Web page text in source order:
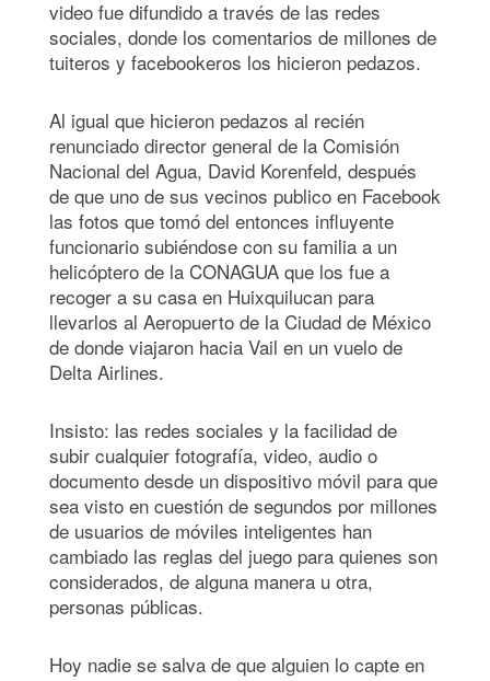
video fue difundido a través de las redes
sociales, donde los comentarios de millones de
tuiteros y facebookeros los hicieron pedazos.
Al igual que hicieron pedazos al recién
renunciado director general de la Comisión
Nacional del Agua, David Korenfeld, después
de que uno de sus vecinos publico en Facebook
las fotos que tomó del entonces influyente
funcionario subiéndose con su familia a un
helicóptero de la CONAGUA que los fue a
recoger a su casa en Huixquilucan para
llevarlos al Aeropuerto de la Ciudad de México
de donde viajaron hacia Vail en un vuelo de
Delta Airlines.
Insisto: las redes sociales y la facilidad de
subir cualquier fotografía, video, audio o
documento desde un dispositivo móvil para que
sea visto en cuestión de segundos por millones
de usuarios de móviles inteligentes han
cambiado las reglas del juego para quienes son
considerados, de alguna manera u otra,
personas públicas.
Hoy nadie se salva de que alguien lo capte en